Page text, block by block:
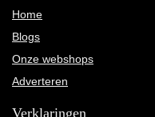
Home
Blogs
Onze webshops
Adverteren
Verklaringen